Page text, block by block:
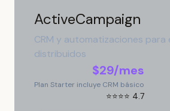
ActiveCampaign
CRM y automatizaciones para
distribuidos
$29/mes
Plan Starter incluye CRM básico
⭐⭐⭐⭐ 4.7